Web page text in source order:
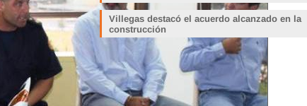
Villegas destacó el acuerdo alcanzado en la
construcción